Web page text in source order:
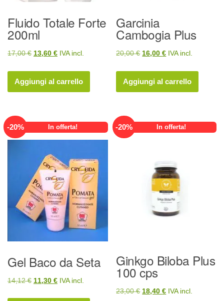
Fluido Totale Forte
200ml
17,00€ Il
originale
era:
13,60 €Il
attuale
è:
IVA incl.
Aggiungi al carrello
Garcinia
Cambogia Plus
20,00€ Il
originale
era:
16,00€Il
attuale
è:
IVA incl.
Aggiungi al carrello
-20% In offerta!
Gel Baco da Seta
14,12€ Il
11,30 €IlIVA incl.
-20% In offerta!
Ginkgo Biloba Plus
100 cps
23,00€ Il
18,40€IlIVA incl.